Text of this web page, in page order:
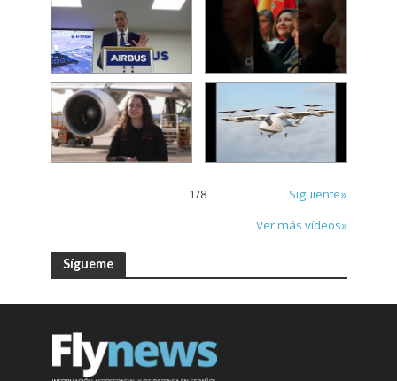
1/8
Siguiente»
Ver más vídeos»
Sígueme